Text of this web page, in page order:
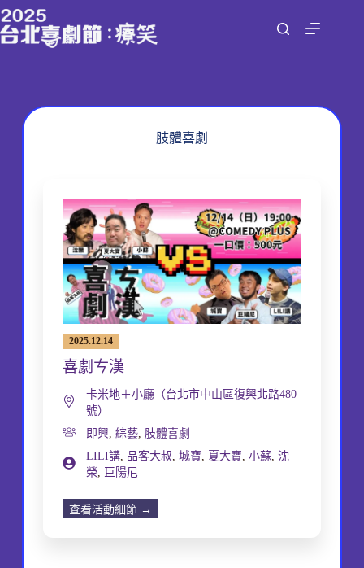
跳
至
肢體喜劇
2025.12.14
喜劇ㄘ漢
卡米地＋小廳（台北市中山區復興北路480
號）
即興, 綜藝, 肢體喜劇
LILI講, 品客大叔, 城寶, 夏大寶, 小蘇, 沈
榮, 巨陽尼
查看活動細節 →